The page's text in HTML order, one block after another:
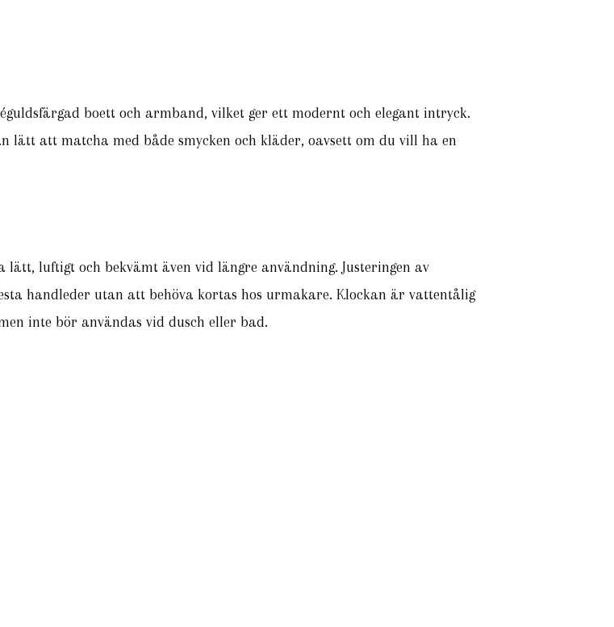
boett och armband, vilket ger ett modernt och elegant intryck.
lätt att matcha med både smycken och kläder, oavsett om du vill ha en
luftigt och bekvämt även vid längre användning. Justeringen av
handleder utan att behöva kortas hos urmakare. Klockan är vattentålig
inte bör användas vid dusch eller bad.